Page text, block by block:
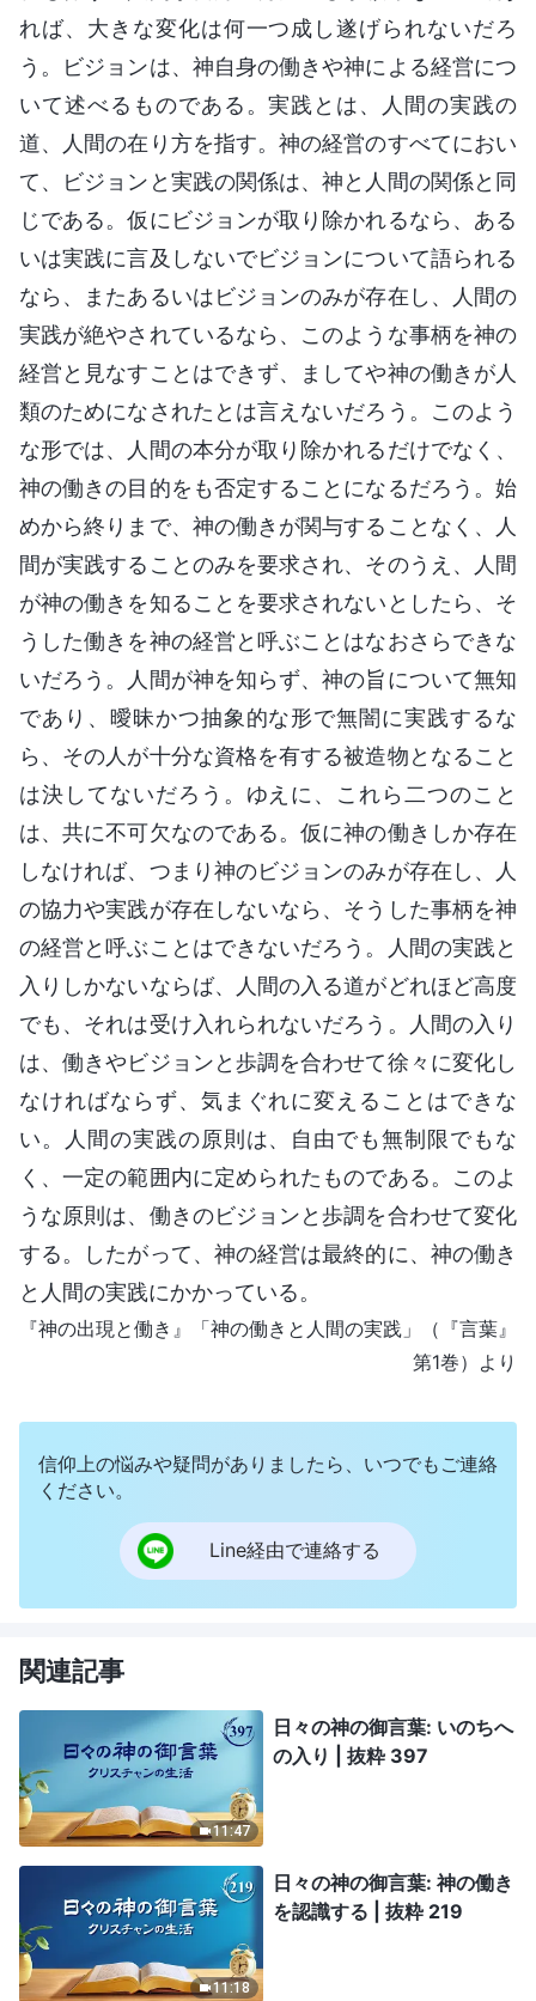
れば、大きな変化は何一つ成し遂げられないだろ
う。ビジョンは、神自身の働きや神による経営につ
いて述べるものである。実践とは、人間の実践の
道、人間の在り方を指す。神の経営のすべてにおい
て、ビジョンと実践の関係は、神と人間の関係と同
じである。仮にビジョンが取り除かれるなら、ある
いは実践に言及しないでビジョンについて語られる
なら、またあるいはビジョンのみが存在し、人間の
実践が絶やされているなら、このような事柄を神の
経営と見なすことはできず、ましてや神の働きが人
類のためになされたとは言えないだろう。このよう
な形では、人間の本分が取り除かれるだけでなく、
神の働きの目的をも否定することになるだろう。始
めから終りまで、神の働きが関与することなく、人
間が実践することのみを要求され、そのうえ、人間
が神の働きを知ることを要求されないとしたら、そ
うした働きを神の経営と呼ぶことはなおさらできな
いだろう。人間が神を知らず、神の旨について無知
であり、曖昧かつ抽象的な形で無闇に実践するな
ら、その人が十分な資格を有する被造物となること
は決してないだろう。ゆえに、これら二つのこと
は、共に不可欠なのである。仮に神の働きしか存在
しなければ、つまり神のビジョンのみが存在し、人
の協力や実践が存在しないなら、そうした事柄を神
の経営と呼ぶことはできないだろう。人間の実践と
入りしかないならば、人間の入る道がどれほど高度
でも、それは受け入れられないだろう。人間の入り
は、働きやビジョンと歩調を合わせて徐々に変化し
なければならず、気まぐれに変えることはできな
い。人間の実践の原則は、自由でも無制限でもな
く、一定の範囲内に定められたものである。このよ
うな原則は、働きのビジョンと歩調を合わせて変化
する。したがって、神の経営は最終的に、神の働き
と人間の実践にかかっている。
『神の出現と働き』「神の働きと人間の実践」（『言葉』
第1巻）より
信仰上の悩みや疑問がありましたら、いつでもご連絡
ください。
Line経由で連絡する
関連記事
11:47
日々の神の御言葉: いのちへ
の入り | 抜粋 397
11:18
日々の神の御言葉: 神の働き
を認識する | 抜粋 219